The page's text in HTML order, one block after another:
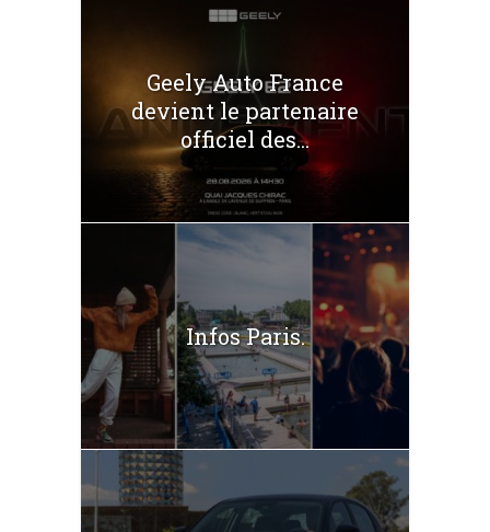
Geely Auto France
devient le partenaire
officiel des...
Infos Paris.